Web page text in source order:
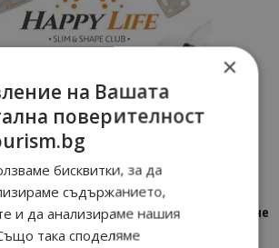
картичка от…”: Петрич – Изживяване
очакваното
×
на Вашата
поверителност
бисквитки, за да
съдържанието,
и да анализираме нашия
така споделяме